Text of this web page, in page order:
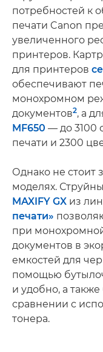
потребностей к
печати Canon
увеличенного
принтеров.
для принтеров
обеспечивают
монохромном
документов2, а
MF650 — до 3100
печати и 2300
Однако не стоит
моделях.
MAXIFY GX из
печати»
при
документов в
емкостей для
помощью
и удобно, а
сравнении с
тонера.